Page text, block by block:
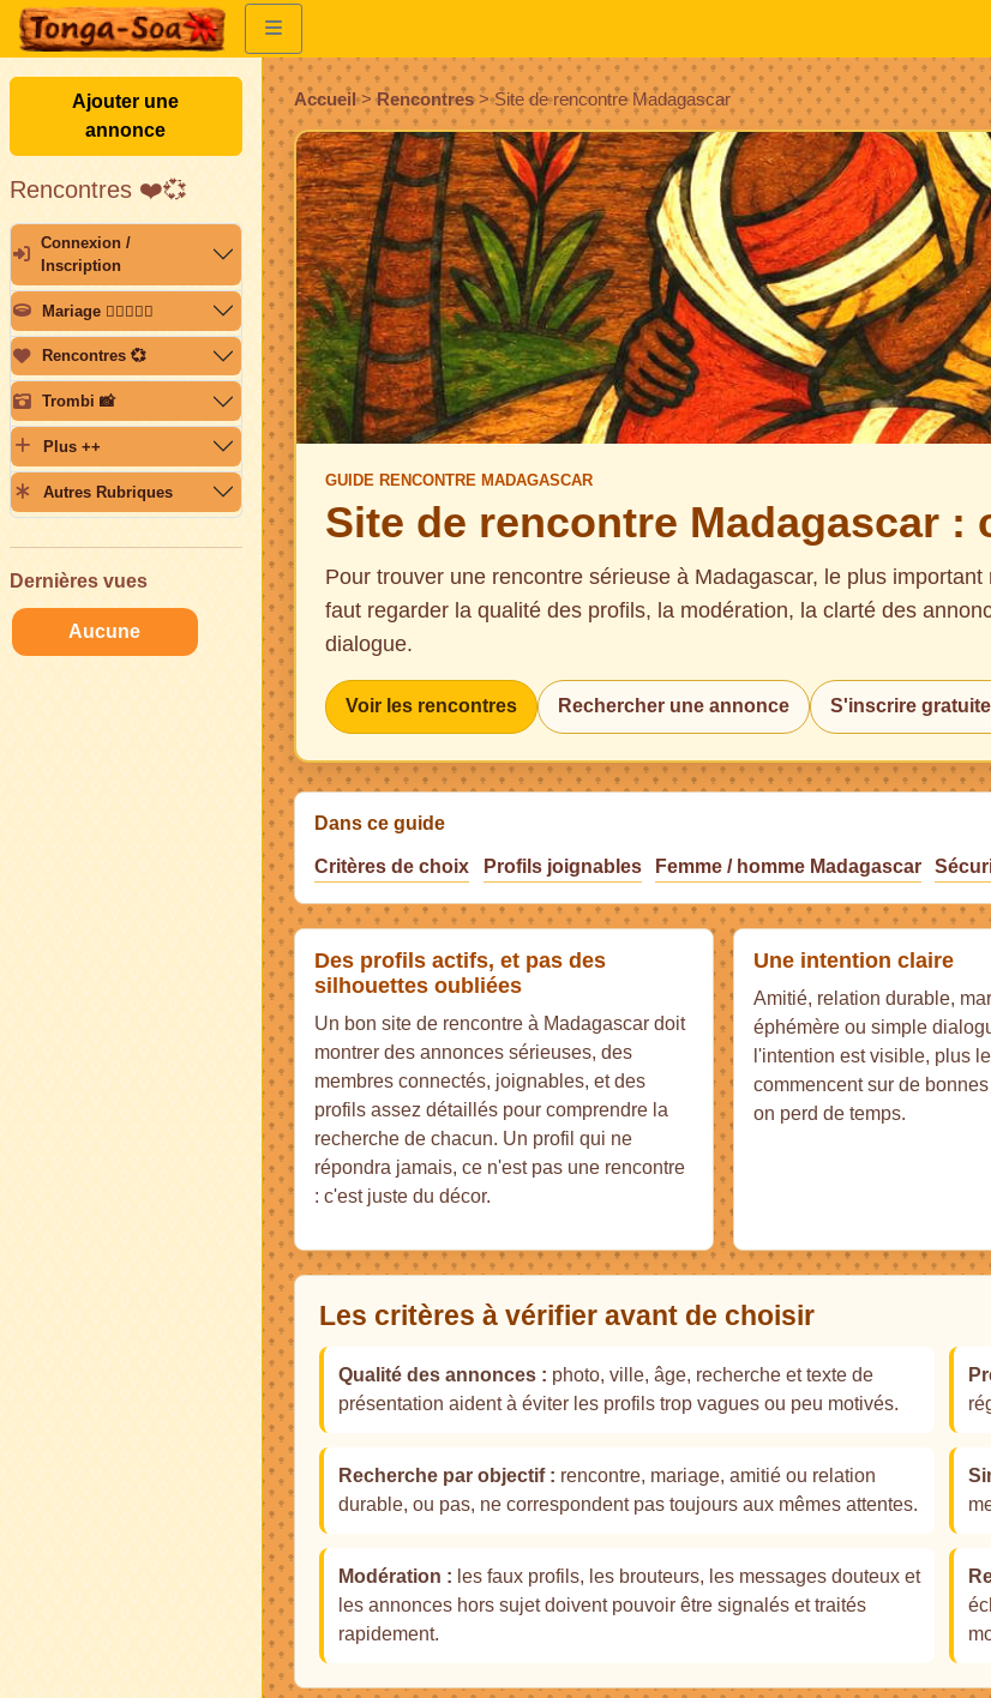
Ajouter une
annonce
Rencontres ❤️💞
Connexion /
Inscription
Mariage 👩🏽‍❤️‍👨🏽
Rencontres 💞
Trombi 📸
Plus ++
Autres Rubriques
Dernières vues
Aucune
Accueil>Rencontres>Site de rencontre Madagascar
GUIDE RENCONTRE MADAGASCAR
Site de rencontre Madagascar
Pour trouver une rencontre sérieuse à Madagascar, le plus
faut regarder la qualité des profils, la modération, la clarté des
dialogue.
Voir les rencontres Rechercher une annonce S'inscrire
Dans ce guide
Critères de choix Profils joignables Femme / homme Madagascar
Des profils actifs, et pas des
silhouettes oubliées
Un bon site de rencontre à Madagascar doit
montrer des annonces sérieuses, des
membres connectés, joignables, et des
profils assez détaillés pour comprendre la
recherche de chacun. Un profil qui ne
répondra jamais, ce n'est pas une rencontre
: c'est juste du décor.
Une intention claire
Amitié, relation durable,
éphémère ou simple
l'intention est visible, plus
commencent sur de
on perd de temps.
Les critères à vérifier avant de choisir
Qualité des annonces : photo, ville, âge, recherche et texte de
présentation aident à éviter les profils trop vagues ou peu motivés.
Recherche par objectif : rencontre, mariage, amitié ou relation
durable, ou pas, ne correspondent pas toujours aux mêmes attentes.
Modération : les faux profils, les brouteurs, les messages douteux et
les annonces hors sujet doivent pouvoir être signalés et traités
rapidement.